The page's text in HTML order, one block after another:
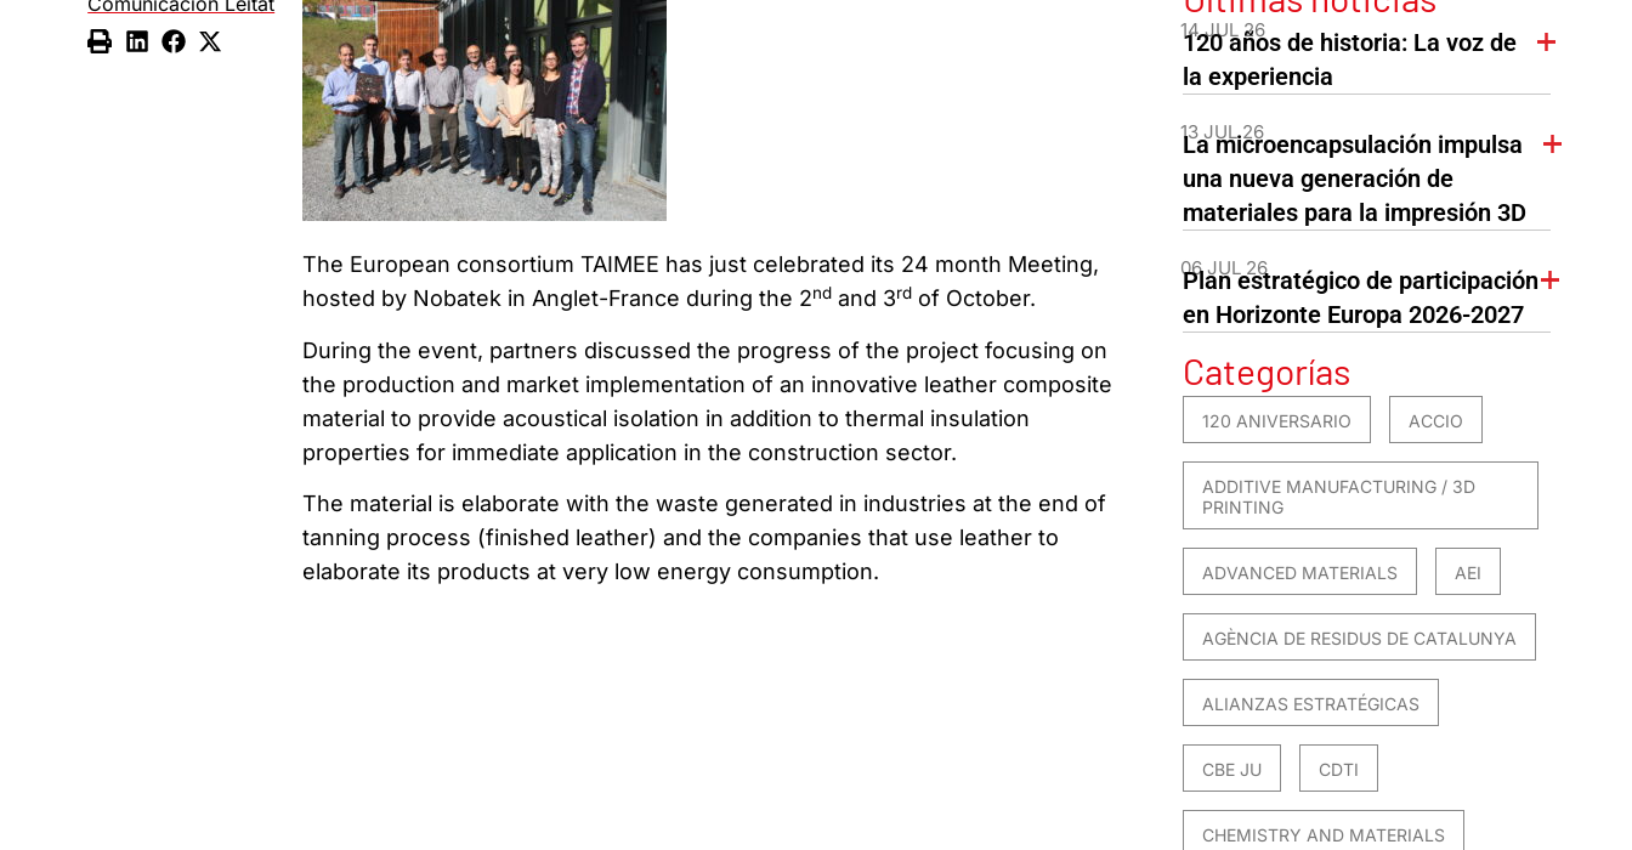
The European consortium TAIMEE has just celebrated its 24 month Meeting,
hosted by Nobatek in Anglet-France during the 2ndand 3rdof October.
During the event, partners discussed the progress of the project focusing on
the production and market implementation of an innovative leather composite
material to provide acoustical isolation in addition to thermal insulation
properties for immediate application in the construction sector.
The material is elaborate with the waste generated in industries at the end of
tanning process (finished leather) and the companies that use leather to
elaborate its products at very low energy consumption.
14 JUL 26
120 años de historia: La voz de
la experiencia
13 JUL 26
La microencapsulación impulsa
una nueva generación de
materiales para la impresión 3D
06 JUL 26
Plan estratégico de participación
en Horizonte Europa 2026-2027
Categorías
120 ANIVERSARIO ACCIO
ADDITIVE MANUFACTURING / 3D
PRINTING
ADVANCED MATERIALS AEI
AGÈNCIA DE RESIDUS DE CATALUNYA
ALIANZAS ESTRATÉGICAS
CBE JU CDTI
CHEMISTRY AND MATERIALS